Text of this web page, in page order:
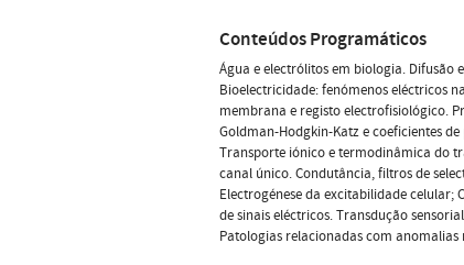
Conteúdos Programáticos
Água e electrólitos em biologia. Difusão
Bioelectricidade: fenómenos eléctricos
membrana e registo electrofisiológico.
Goldman-Hodgkin-Katz e coeficientes
Transporte iónico e termodinâmica do
canal único. Condutância, filtros de
Electrogénese da excitabilidade celular;
de sinais eléctricos. Transdução
Patologias relacionadas com